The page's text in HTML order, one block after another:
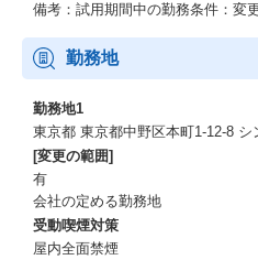
※他受賞情報は以下もご参考くだ
https://www.leopalace21.co.jp/
ex.html
備考：試用期間中の勤務条件：変
勤務地
勤務地1
東京都 東京都中野区本町1-12-8 シ
[変更の範囲]
有
会社の定める勤務地
受動喫煙対策
屋内全面禁煙